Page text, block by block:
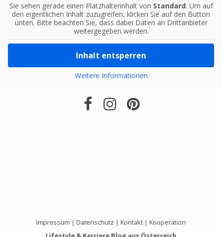
Sie sehen gerade einen Platzhalterinhalt von Standard. Um auf
den eigentlichen Inhalt zuzugreifen, klicken Sie auf den Button
unten. Bitte beachten Sie, dass dabei Daten an Drittanbieter
weitergegeben werden.
Inhalt entsperren
Weitere Informationen
Impressum | Datenschutz | Kontakt | Kooperation